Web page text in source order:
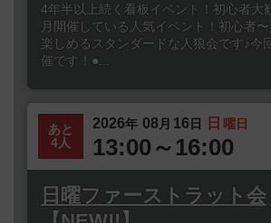
4年半以上続く看板イベント！初心者大
月開催している人気イベント！初心者
楽しめるスタンダードな人狼会です♪今
催です！●...
あと
4人
2026年 08 月 16日 日 曜日
13:00～16:00
日曜ファーストラット会